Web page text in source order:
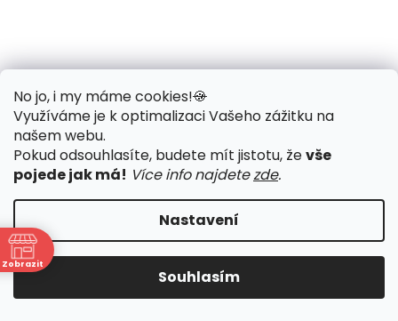
No jo, i my máme cookies!🍪
Využíváme je k optimalizaci Vašeho zážitku na
našem webu.
Pokud odsouhlasíte, budete mít jistotu, ževše
pojede jak má! Více info najdetezde.
Nastavení
Souhlasím
Zobrazit